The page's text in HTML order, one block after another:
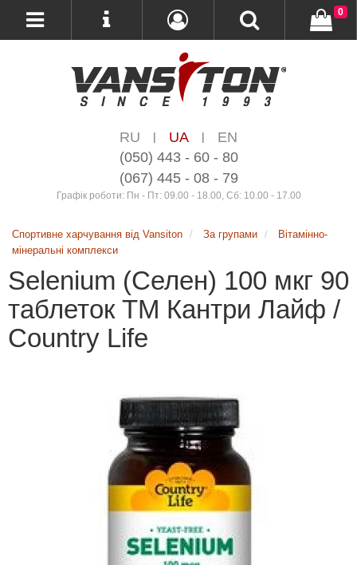
RU | UA |
EN
(050) 443 - 60 - 80
(067) 445 - 08 - 79
Графік роботи: Пн - Пт: 09.00 - 18.00, Сб: 10.00 - 17.00
0
Спортивне харчування від Vansiton За групами
Вітамінно-
мінеральні комплекси
Selenium (Селен) 100 мкг 90
таблеток ТМ Кантри Лайф /
Country Life